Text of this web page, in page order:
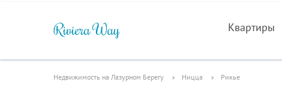
Квартиры
Недвижимость на Лазурном Берегу Ницца Рикье